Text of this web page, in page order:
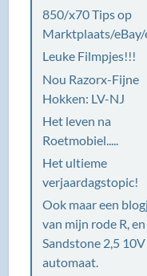
850/x70 Tips op
Marktplaats/eBay/
Leuke Filmpjes!!!
Nou Razorx-Fijne
Hokken: LV-NJ
Het leven na
Roetmobiel.....
Het ultieme
verjaardagstopic!
Ook maar een
van mijn rode R,
Sandstone 2,5 10V
automaat.